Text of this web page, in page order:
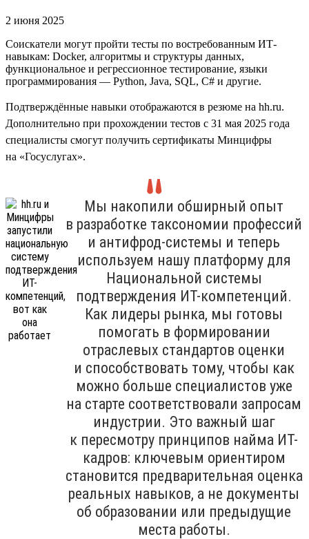
2 июня 2025
Соискатели могут пройти тесты по востребованным ИТ-
навыкам: Docker, алгоритмы и структуры данных,
функциональное и регрессионное тестирование, языки
программирования — Python, Java, SQL, C# и другие.
Подтверждённые навыки отображаются в резюме на hh.ru.
Дополнительно при прохождении тестов с 31 мая 2025 года
специалисты смогут получить сертификаты Минцифры
на «Госуслугах».
Мы накопили обширный опыт
в разработке таксономии профессий
и антифрод-системы и теперь
используем нашу платформу для
Национальной системы
подтверждения ИТ-компетенций.
Как лидеры рынка, мы готовы
помогать в формировании
отраслевых стандартов оценки
и способствовать тому, чтобы как
можно больше специалистов уже
на старте соответствовали запросам
индустрии. Это важный шаг
к пересмотру принципов найма ИТ-
кадров: ключевым ориентиром
становится предварительная оценка
реальных навыков, а не документы
об образовании или предыдущие
места работы.